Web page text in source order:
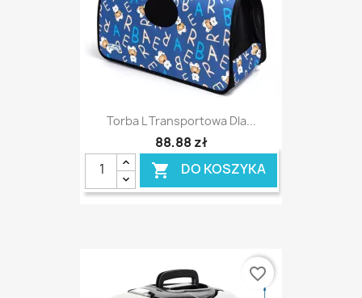
Torba L Transportowa Dla...
88,88 zł
 DO KOSZYKA
favorite_border